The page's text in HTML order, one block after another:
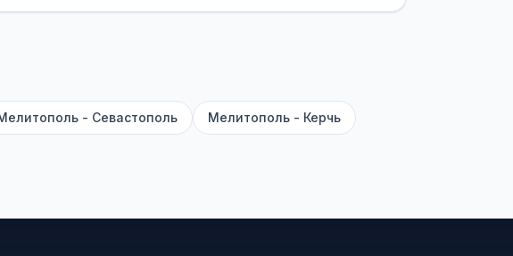
в пути и цену. Кнопка «Детали рейса»
- Севастополь Мелитополь - Керчь